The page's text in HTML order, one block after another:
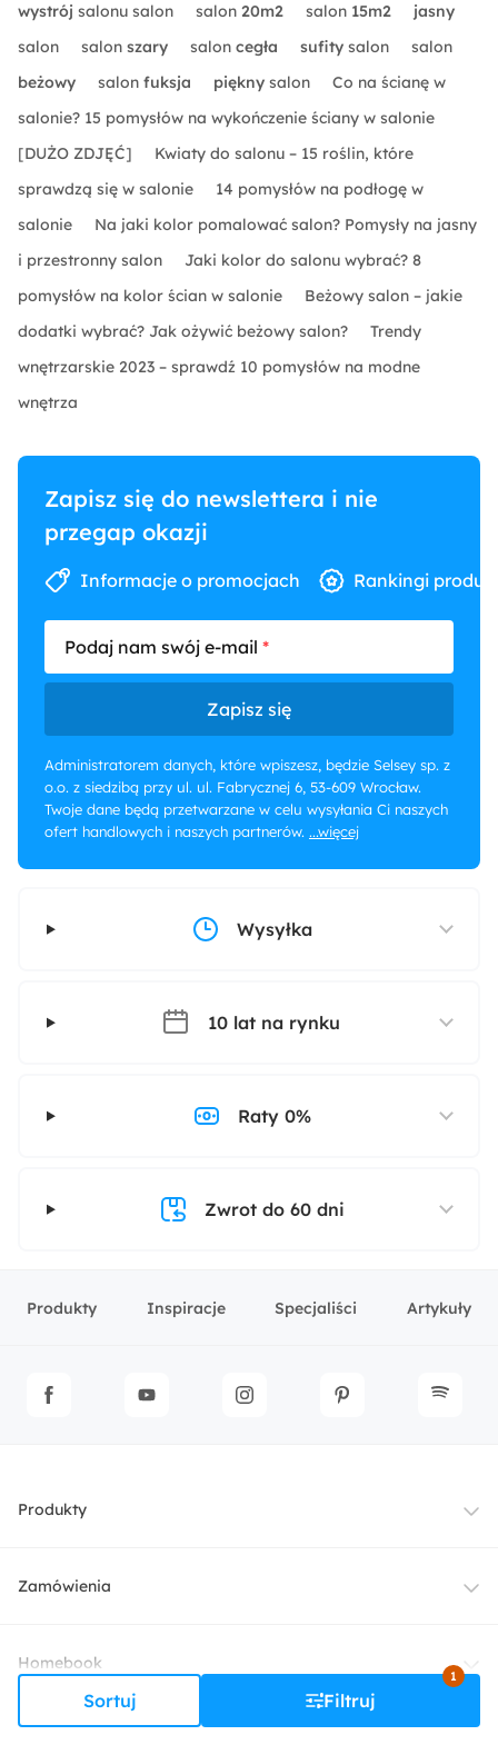
Sortuj Filtruj
1
wystrój salonu salon salon 20m2 salon 15m2
jasny
salon
salon szary salon cegła sufity salon
salon
beżowy
salon fuksja piękny salon
Co na ścianę w
salonie? 15 pomysłów na wykończenie ściany w salonie
[DUŻO ZDJĘĆ]
Kwiaty do salonu – 15 roślin, które
sprawdzą się w salonie
14 pomysłów na podłogę w
salonie
Na jaki kolor pomalować salon? Pomysły na jasny
i przestronny salon
Jaki kolor do salonu wybrać? 8
pomysłów na kolor ścian w salonie
Beżowy salon – jakie
dodatki wybrać? Jak ożywić beżowy salon?
Trendy
wnętrzarskie 2023 – sprawdź 10 pomysłów na modne
wnętrza
Zapisz się do newslettera i nie
przegap okazji
Informacje o promocjach Rankingi
Podaj nam swój e-mail
Zapisz się
Administratorem danych, które wpiszesz, będzie Selsey sp. z
o.o. z siedzibą przy ul. ul. Fabrycznej 6, 53-609 Wrocław.
Twoje dane będą przetwarzane w celu wysyłania Ci naszych
ofert handlowych i naszych partnerów. ...więcej
Wysyłka
10 lat na rynku
Raty 0%
Zwrot do 60 dni
Produkty Inspiracje Specjaliści Artykuły
Produkty
Meble
Tekstylia
Zamówienia
Dostawa
Płatności i raty
Homebook
O nas
Kontakt